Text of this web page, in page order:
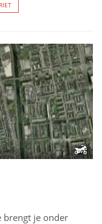
brengt je onder